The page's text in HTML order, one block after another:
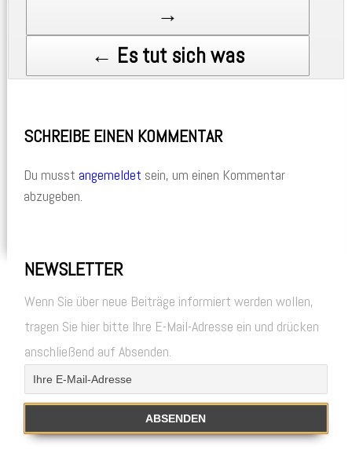
→
← Es tut sich was
SCHREIBE EINEN KOMMENTAR
Du musst angemeldet sein, um einen Kommentar
abzugeben.
NEWSLETTER
Wenn Sie über neue Beiträge informiert werden wollen,
tragen Sie hier bitte Ihre E-Mail-Adresse ein und drücken
anschließend auf Absenden.